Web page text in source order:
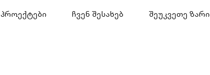
პროექტები ჩვენ შესახებ შეუკვეთე ზარი